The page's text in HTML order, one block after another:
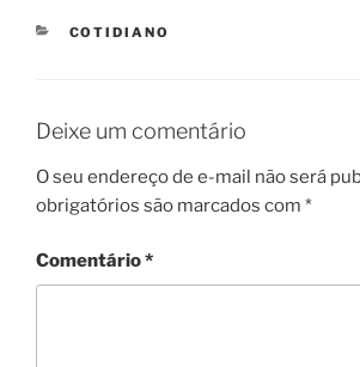
CATEGORIES
COTIDIANO
Deixe um comentário
O seu endereço de e-mail não será
obrigatórios são marcados com *
Comentário*